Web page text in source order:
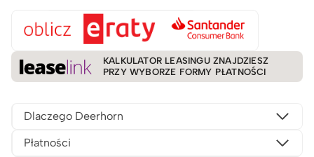
KALKULATOR LEASINGU ZNAJDZIESZ
PRZY WYBORZE FORMY PŁATNOŚCI
Dlaczego Deerhorn
Płatności